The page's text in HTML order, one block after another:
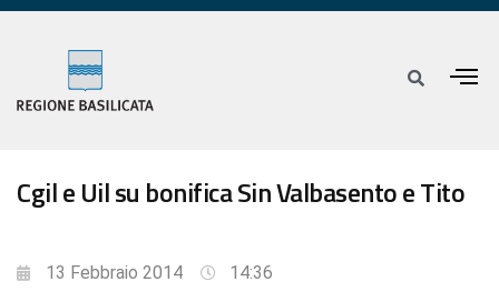
Cgil e Uil su bonifica Sin Valbasento e Tito
13 Febbraio 2014 14:36